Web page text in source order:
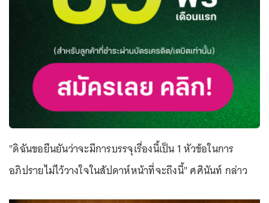
"ดิฉันขอยืนยันว่าจะมีการบรรจุเรื่องนี้เป็น 1 หัวข้อในการ
อภิปรายไม่ไว้วางใจในสัปดาห์หน้าที่จะถึงนี้" ศศินันท์ กล่าว